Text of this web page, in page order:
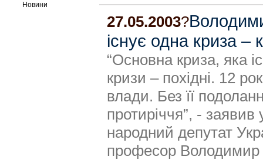
Новини
27.05.2003?
існує одна криза –
“Основна криза, яка
кризи – похідні. 12
влади. Без її
протиріччя”, -
народний депутат
професор